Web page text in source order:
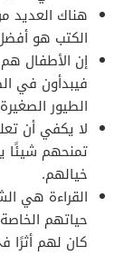
هناك العديد
الكتب هو
إن الأطفال
فيبدأون في
الطيور
لا يكفي أن
تمنحهم شيئًا
خيالهم.
القراءة هي
حياتهم
كان لهم أثرًا